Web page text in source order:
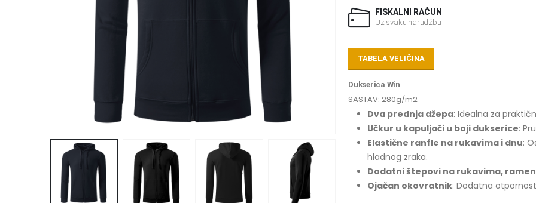
FISKALNI RAČUN
Uz svaku narudžbu
TABELA VELIČINA
Dukserica Win
SASTAV: 280g/m2
Dva prednja džepa: Idealna za
Učkur u kapuljači u boji dukserice:
Elastične ranfle na rukavima i dnu:
hladnog zraka.
Dodatni štepovi na rukavima,
Ojačan okovratnik: Dodatna